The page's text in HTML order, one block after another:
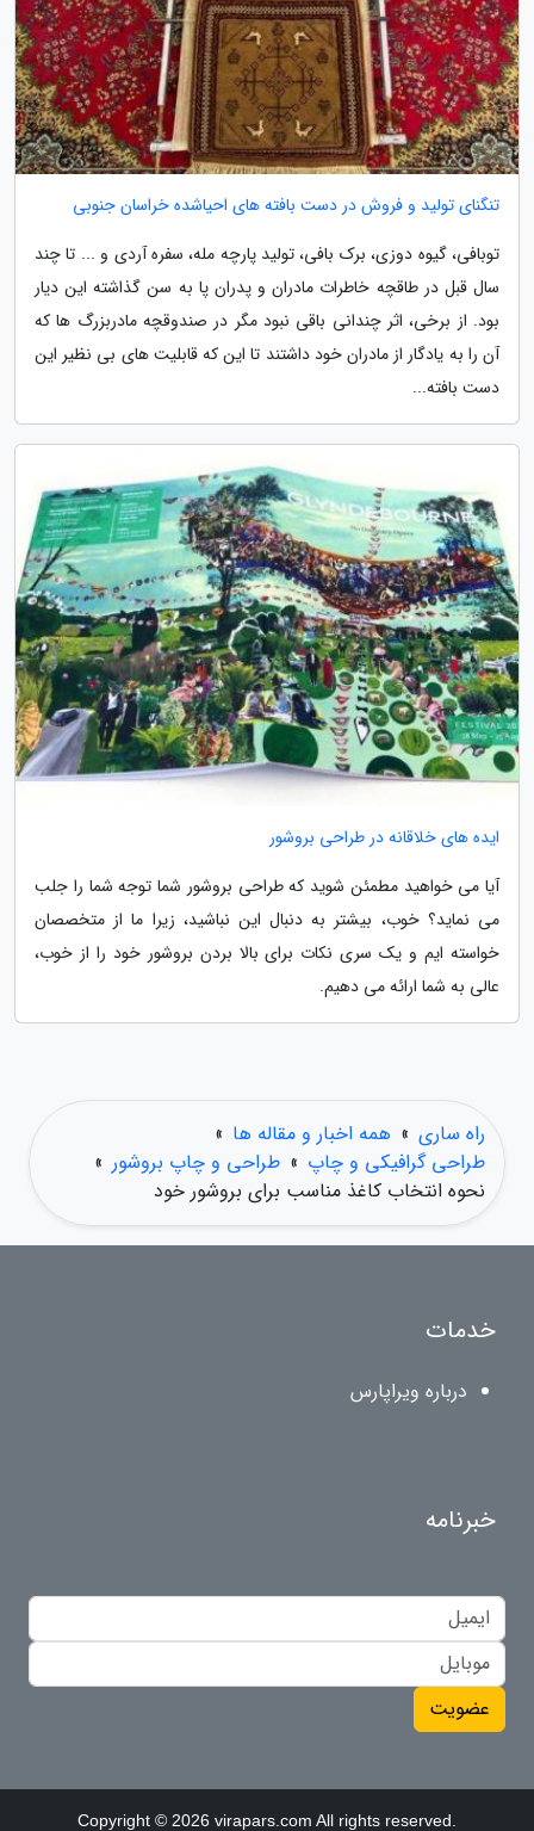
تنگنای تولید و فروش در دست بافته های احیاشده خراسان جنوبی
توبافی، گیوه دوزی، برک بافی، تولید پارچه مله، سفره آردی و ... تا چند
سال قبل در طاقچه خاطرات مادران و پدران پا به سن گذاشته این دیار
بود. از برخی، اثر چندانی باقی نبود مگر در صندوقچه مادربزرگ ها که
آن را به یادگار از مادران خود داشتند تا این که قابلیت های بی نظیر این
دست بافته...
ایده های خلاقانه در طراحی بروشور
آیا می خواهید مطمئن شوید که طراحی بروشور شما توجه شما را جلب
می نماید؟ خوب، بیشتر به دنبال این نباشید، زیرا ما از متخصصان
خواسته ایم و یک سری نکات برای بالا بردن بروشور خود را از خوب،
عالی به شما ارائه می دهیم.
راه ساری » همه اخبار و مقاله ها »
طراحی گرافیکی و چاپ » طراحی و چاپ بروشور »
نحوه انتخاب کاغذ مناسب برای بروشور خود
خدمات
درباره ویراپارس
خبرنامه
عضویت
Copyright © 2026 virapars.com All rights reserved.